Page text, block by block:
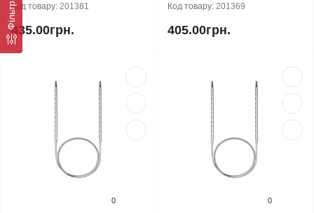
Код товару: 201381
435.00грн.
Код товару: 201369
405.00грн.
0 0